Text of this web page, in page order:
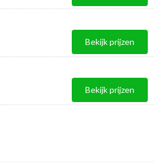
Bekijk prijzen
Bekijk prijzen